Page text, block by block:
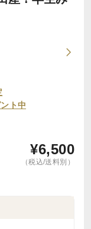
ト中
¥6,500
（税込/送料別）